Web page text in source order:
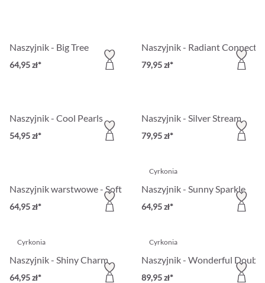
Naszyjnik - Big Tree
64,95 zł*
Naszyjnik - Radiant
79,95 zł*
Naszyjnik - Cool Pearls
54,95 zł*
Naszyjnik - Silver Stream
79,95 zł*
Naszyjnik warstwowe - Soft Silver
64,95 zł*
Cyrkonia
Naszyjnik - Sunny Sparkle
64,95 zł*
Cyrkonia
Naszyjnik - Shiny Charm
64,95 zł*
Cyrkonia
Naszyjnik - Wonderful Double
89,95 zł*